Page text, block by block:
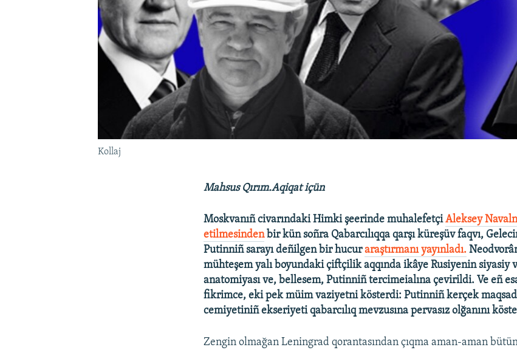
Kollaj
Mahsus Qırım.Aqiqat içün​
Moskvanıñ civarındaki Himki şeerinde muhalefetçiAleksey
etilmesindenbir kün soñra Qabarcılıqqa qarşı küreşüv faqvı,
Putinniñ sarayı deñilgen bir hucuraraştırmanı yayınladı.
mühteşem yalı boyundaki çiftçilik aqqında ikâye Rusiyenin siyasiy
anatomiyası ve, bellesem, Putinniñ tercimeialına çevirildi. Ve eñ
fikrimce, eki pek müim vaziyetni kösterdi: Putinniñ kerçek
cemiyetiniñ ekseriyeti qabarcılıq mevzusına pervasız olğanını
Zengin olmağan Leningrad qorantasından çıqma aman-aman